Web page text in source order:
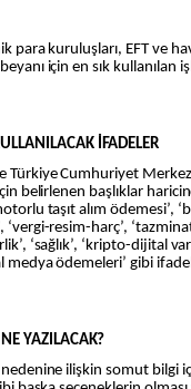
para kuruluşları, EFT ve
için en sık kullanılan
İFADELER
Türkiye Cumhuriyet Merkez
belirlenen başlıklar
taşıt alım ödemesi’,
‘vergi-resim-harç’,
‘sağlık’, ‘kripto-dijital
medya ödemeleri’ gibi
YAZILACAK?
ilişkin somut bilgi